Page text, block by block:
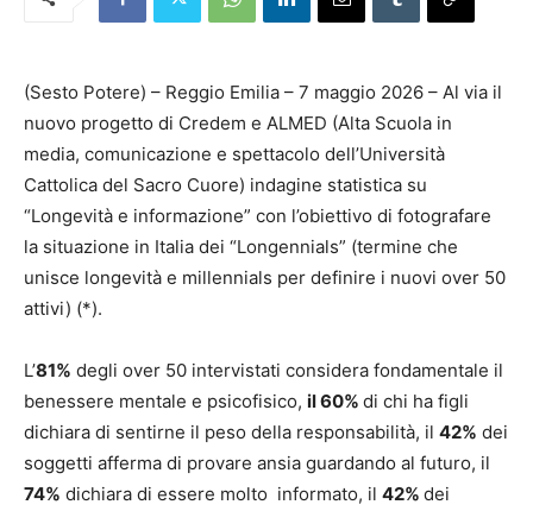
(Sesto Potere) – Reggio Emilia – 7 maggio 2026 – Al via il
nuovo progetto di Credem e ALMED (Alta Scuola in
media, comunicazione e spettacolo dell’Università
Cattolica del Sacro Cuore) indagine statistica su
“Longevità e informazione” con l’obiettivo di fotografare
la situazione in Italia dei “Longennials” (termine che
unisce longevità e millennials per definire i nuovi over 50
attivi) (*).
L’81% degli over 50 intervistati considera fondamentale il
benessere mentale e psicofisico, il 60% di chi ha figli
dichiara di sentirne il peso della responsabilità, il 42% dei
soggetti afferma di provare ansia guardando al futuro, il
74% dichiara di essere molto informato, il 42% dei